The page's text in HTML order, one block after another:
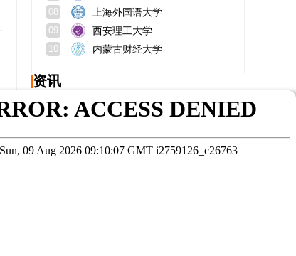
08 上海外国语大学
09 西安理工大学
10 内蒙古财经大学
资讯
广东取消暂缓就业,实施择业期政策，择业期政策带来的好处？
浙江师范大学地理与环境科学学院怎么样？在哪个校区？
四川大学在职研究生好考吗？学费大概多少一年？